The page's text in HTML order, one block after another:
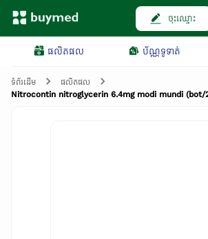
ចុះឈ្មោះ
ផលិតផល ប័ណ្ណទូទាត់
ទំព័រដើម
ផលិតផល
Nitrocontin nitroglycerin 6.4mg modi mundi (bot/